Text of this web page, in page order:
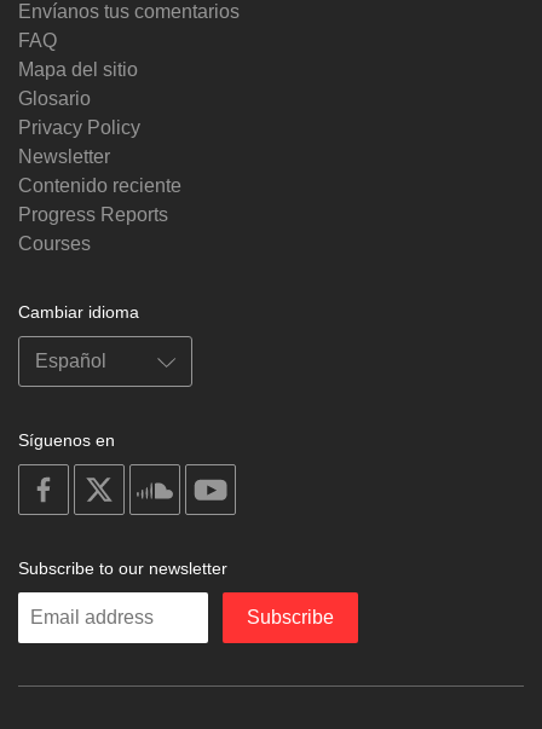
Envíanos tus comentarios
FAQ
Mapa del sitio
Glosario
Privacy Policy
Newsletter
Contenido reciente
Progress Reports
Courses
Cambiar idioma
Síguenos en
on
facebook
soundcloud
Subscribe to our newsletter
Enter
Subscribe